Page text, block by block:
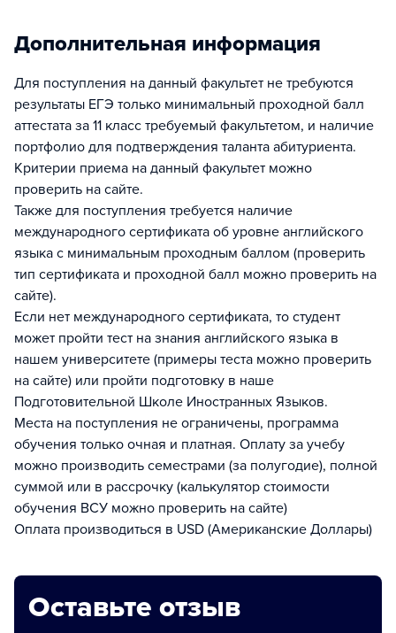
Дополнительная информация
Для поступления на данный факультет не требуются
результаты ЕГЭ только минимальный проходной балл
аттестата за 11 класс требуемый факультетом, и наличие
портфолио для подтверждения таланта абитуриента.
Критерии приема на данный факультет можно
проверить на сайте.
Также для поступления требуется наличие
международного сертификата об уровне английского
языка с минимальным проходным баллом (проверить
тип сертификата и проходной балл можно проверить на
сайте).
Если нет международного сертификата, то студент
может пройти тест на знания английского языка в
нашем университете (примеры теста можно проверить
на сайте) или пройти подготовку в наше
Подготовительной Школе Иностранных Языков.
Места на поступления не ограничены, программа
обучения только очная и платная. Оплату за учебу
можно производить семестрами (за полугодие), полной
суммой или в рассрочку (калькулятор стоимости
обучения ВСУ можно проверить на сайте)
Оплата производиться в USD (Американские Доллары)
Оставьте отзыв